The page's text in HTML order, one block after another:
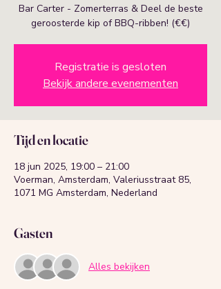
Bar Carter - Zomerterras & Deel de beste
geroosterde kip of BBQ-ribben! (€€)
Registratie is gesloten
Bekijk andere evenementen
Tijd en locatie
18 jun 2025, 19:00 – 21:00
Voerman, Amsterdam, Valeriusstraat 85,
1071 MG Amsterdam, Nederland
Gasten
Alles bekijken